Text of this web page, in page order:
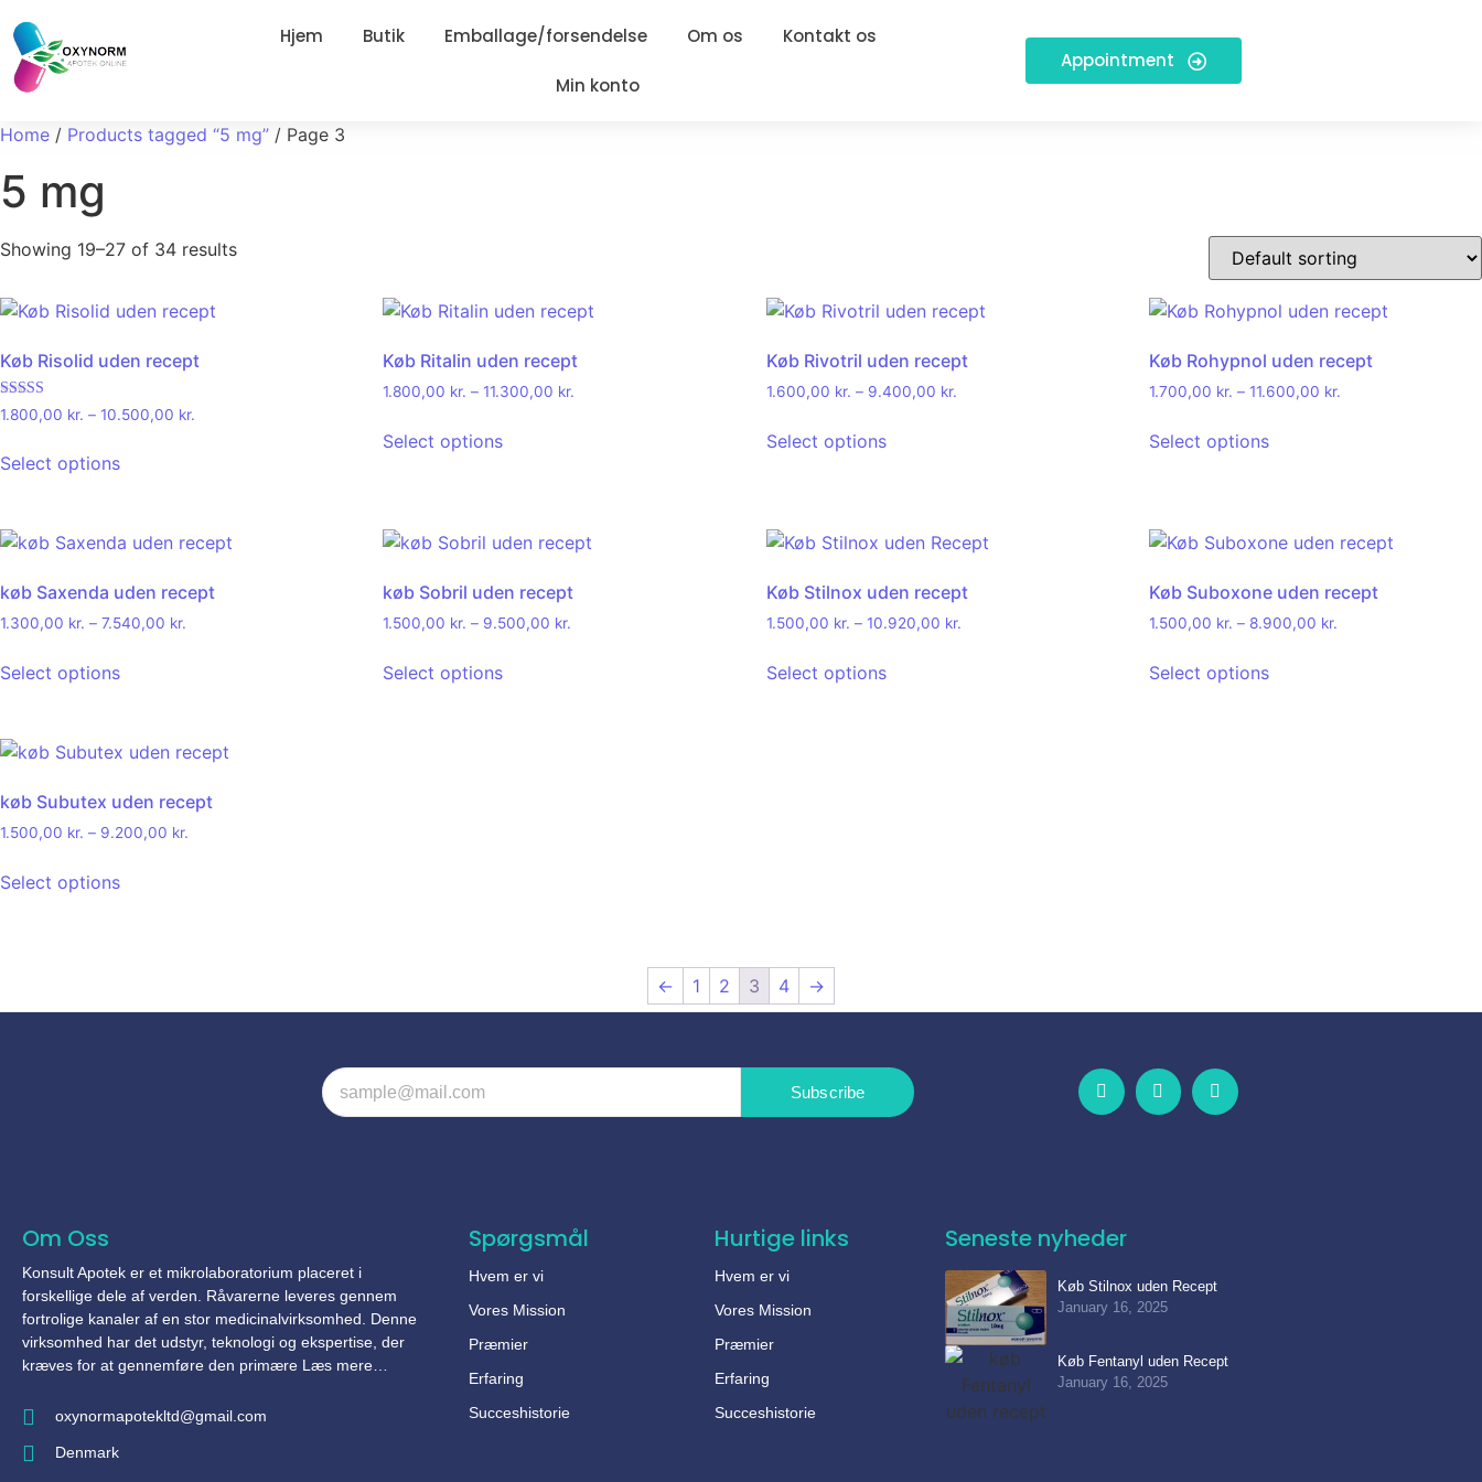
Hjem Butik Emballage/forsendelse Om os Kontakt os
Min konto
Appointment
Home / Products tagged “5 mg” / Page 3
5 mg
Showing 19–27 of 34 results
Køb Risolid uden recept
Rated
4.67
1.800,00 kr. – 10.500,00 kr.
Select options
Køb Ritalin uden recept
1.800,00 kr. – 11.300,00 kr.
Select options
Køb Rivotril uden recept
1.600,00 kr. – 9.400,00 kr.
Select options
Køb Rohypnol uden recept
1.700,00 kr. – 11.600,00 kr.
Select options
køb Saxenda uden recept
1.300,00 kr. – 7.540,00 kr.
Select options
køb Sobril uden recept
1.500,00 kr. – 9.500,00 kr.
Select options
Køb Stilnox uden recept
1.500,00 kr. – 10.920,00 kr.
Select options
Køb Suboxone uden recept
1.500,00 kr. – 8.900,00 kr.
Select options
køb Subutex uden recept
1.500,00 kr. – 9.200,00 kr.
Select options
← 1 2 3 4 →
Subscribe
Om Oss
Konsult Apotek er et mikrolaboratorium placeret i
forskellige dele af verden. Råvarerne leveres gennem
fortrolige kanaler af en stor medicinalvirksomhed. Denne
virksomhed har det udstyr, teknologi og ekspertise, der
kræves for at gennemføre den primære Læs mere…
oxynormapotekltd@gmail.com
Denmark
Spørgsmål
Hvem er vi
Vores Mission
Præmier
Erfaring
Succeshistorie
Hurtige links
Hvem er vi
Vores Mission
Præmier
Erfaring
Succeshistorie
Seneste nyheder
Køb Stilnox uden Recept
January 16, 2025
Køb Fentanyl uden Recept
January 16, 2025